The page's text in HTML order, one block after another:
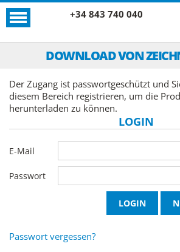
+34 843 740 040
DOWNLOAD VON
Der Zugang ist passwortgeschützt und
diesem Bereich registrieren, um die
herunterladen zu können.
LOGIN
E-Mail
Passwort
Passwort vergessen?